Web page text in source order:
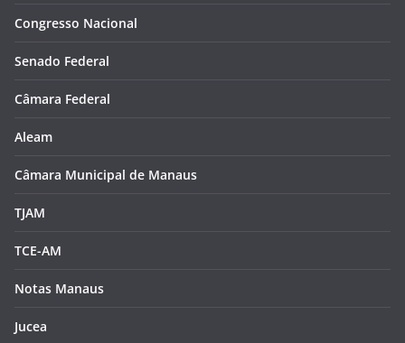
Congresso Nacional
Senado Federal
Câmara Federal
Aleam
Câmara Municipal de Manaus
TJAM
TCE-AM
Notas Manaus
Jucea